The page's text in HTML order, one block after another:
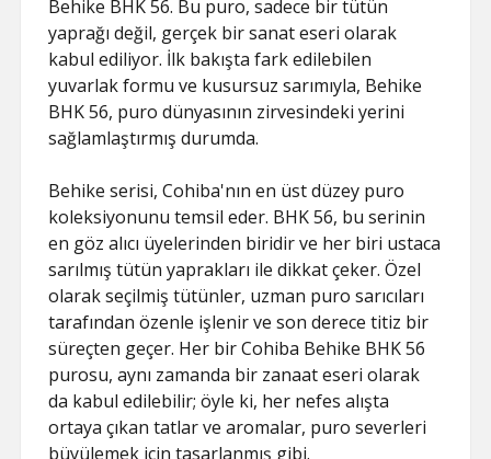
Behike BHK 56. Bu puro, sadece bir tütün
yaprağı değil, gerçek bir sanat eseri olarak
kabul ediliyor. İlk bakışta fark edilebilen
yuvarlak formu ve kusursuz sarımıyla, Behike
BHK 56, puro dünyasının zirvesindeki yerini
sağlamlaştırmış durumda.
Behike serisi, Cohiba'nın en üst düzey puro
koleksiyonunu temsil eder. BHK 56, bu serinin
en göz alıcı üyelerinden biridir ve her biri ustaca
sarılmış tütün yaprakları ile dikkat çeker. Özel
olarak seçilmiş tütünler, uzman puro sarıcıları
tarafından özenle işlenir ve son derece titiz bir
süreçten geçer. Her bir Cohiba Behike BHK 56
purosu, aynı zamanda bir zanaat eseri olarak
da kabul edilebilir; öyle ki, her nefes alışta
ortaya çıkan tatlar ve aromalar, puro severleri
büyülemek için tasarlanmış gibi.